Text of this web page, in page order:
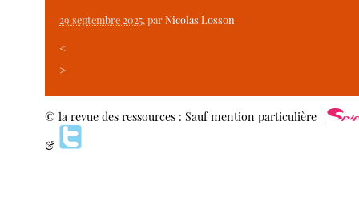
29 septembre 2025, parNicolas Losson
<
>
© la revue des ressources : Sauf mention particulière |
&